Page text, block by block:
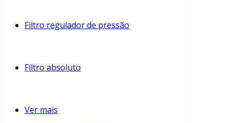
Filtro regulador de pressão
Filtro absoluto
Ver mais